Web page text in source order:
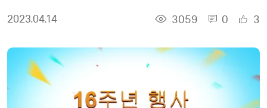
2023.04.14 3059 0 3